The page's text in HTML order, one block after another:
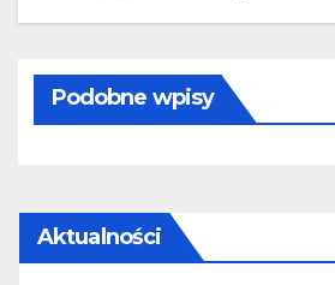
Podobne wpisy
Aktualności